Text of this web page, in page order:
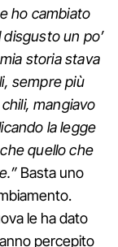
ho cambiato
un po’
storia stava
sempre più
mangiavo
la legge
quello che
Basta uno
le ha dato
percepito